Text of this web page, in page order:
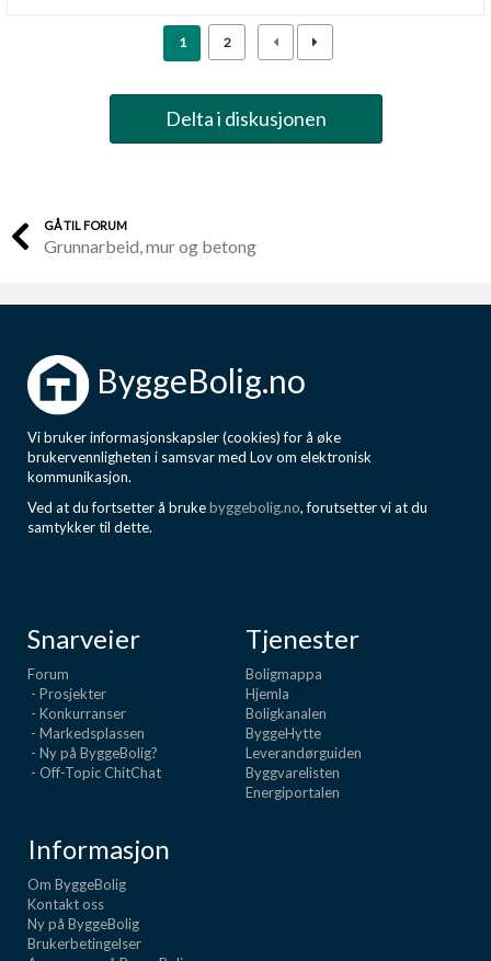
1 2
Delta i diskusjonen
GÅ TIL FORUM
Grunnarbeid, mur og betong
ByggeBolig.no
Vi bruker informasjonskapsler (cookies) for å øke
brukervennligheten i samsvar med Lov om elektronisk
kommunikasjon.
Ved at du fortsetter å brukebyggebolig.no, forutsetter vi at du
samtykker til dette.
Snarveier
Forum
- Prosjekter
- Konkurranser
- Markedsplassen
- Ny på ByggeBolig?
- Off-Topic ChitChat
Tjenester
Boligmappa
Hjemla
Boligkanalen
ByggeHytte
Leverandørguiden
Byggvarelisten
Energiportalen
Informasjon
Om ByggeBolig
Kontakt oss
Ny på ByggeBolig
Brukerbetingelser